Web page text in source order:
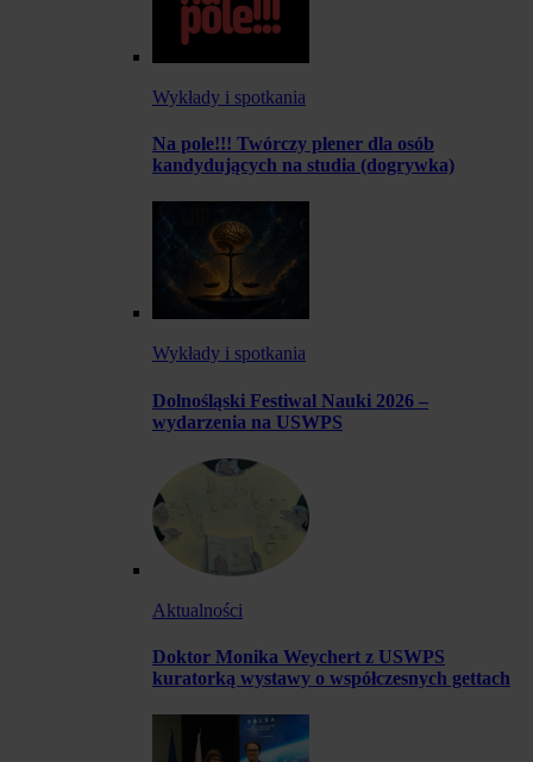
Wykłady i spotkania
Na pole!!! Twórczy plener dla osób
kandydujących na studia (dogrywka)
Wykłady i spotkania
Dolnośląski Festiwal Nauki 2026 –
wydarzenia na USWPS
Aktualności
Doktor Monika Weychert z USWPS
kuratorką wystawy o współczesnych gettach